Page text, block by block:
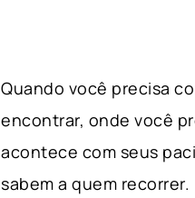
Quando você precisa
encontrar, onde você
acontece com seus
sabem a quem recorrer.